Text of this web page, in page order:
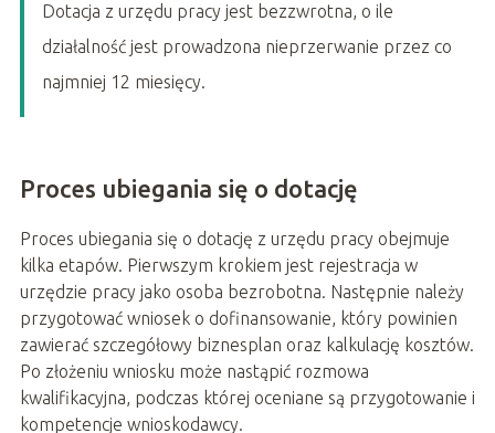
Dotacja z urzędu pracy jest bezzwrotna, o ile
działalność jest prowadzona nieprzerwanie przez co
najmniej 12 miesięcy.
Proces ubiegania się o dotację
Proces ubiegania się o dotację z urzędu pracy obejmuje
kilka etapów. Pierwszym krokiem jest rejestracja w
urzędzie pracy jako osoba bezrobotna. Następnie należy
przygotować wniosek o dofinansowanie, który powinien
zawierać szczegółowy biznesplan oraz kalkulację kosztów.
Po złożeniu wniosku może nastąpić rozmowa
kwalifikacyjna, podczas której oceniane są przygotowanie i
kompetencje wnioskodawcy.